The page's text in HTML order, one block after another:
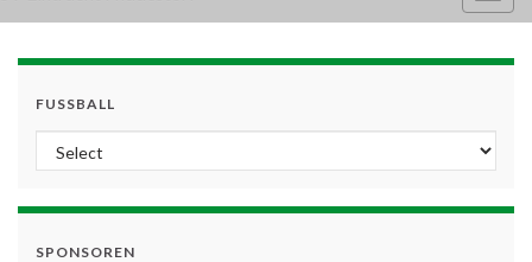
FUSSBALL
SPONSOREN